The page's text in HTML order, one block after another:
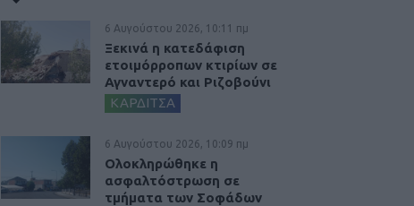
6 Αυγούστου 2026, 10:11 πμ
Ξεκινά η κατεδάφιση
ετοιμόρροπων κτιρίων σε
Αγναντερό και Ριζοβούνι
ΚΑΡΔΙΤΣΑ
6 Αυγούστου 2026, 10:09 πμ
Ολοκληρώθηκε η
ασφαλτόστρωση σε
τμήματα των Σοφάδων